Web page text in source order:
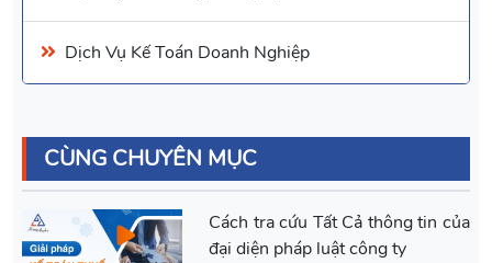
Dịch Vụ Kế Toán Doanh Nghiệp
CÙNG CHUYÊN MỤC
Cách tra cứu Tất Cả thông tin của
đại diện pháp luật công ty